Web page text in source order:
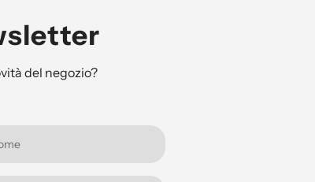
del negozio?